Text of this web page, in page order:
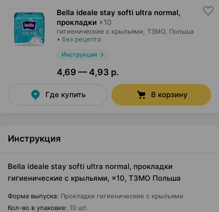
Bella ideale stay softi ultra normal,
прокладки ×10
гигиенические с крыльями, ТЗМО , Польша
• без рецепта
Инструкция
4,69 — 4,93 р.
Где купить В корзину
Инструкция
Bella ideale stay softi ultra normal, прокладки
гигиенические с крыльями, ×10, ТЗМО Польша
Форма выпуска: Прокладки гигиенические с крыльями
Кол-во в упаковке: 10 шт.